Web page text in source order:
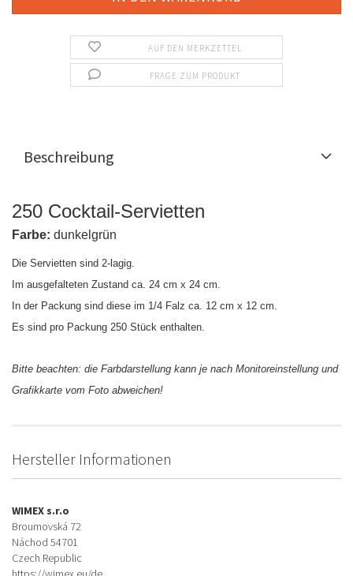
AUF DEN MERKZETTEL
FRAGE ZUM PRODUKT
Beschreibung
250 Cocktail-Servietten
Farbe: dunkelgrün
Die Servietten sind 2-lagig.
Im ausgefalteten Zustand ca. 24 cm x 24 cm.
In der Packung sind diese im 1/4 Falz ca. 12 cm x 12 cm.
Es sind pro Packung 250 Stück enthalten.
Bitte beachten: die Farbdarstellung kann je nach Monitoreinstellung und
Grafikkarte vom Foto abweichen!
Hersteller Informationen
WIMEX s.r.o
Broumovská 72
Náchod 54701
Czech Republic